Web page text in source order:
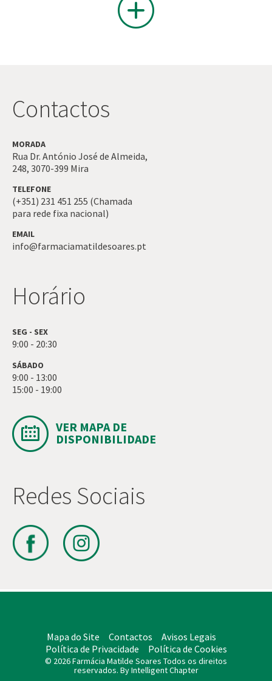
Contactos
MORADA
Rua Dr. António José de Almeida,
248, 3070-399 Mira
TELEFONE
(+351) 231 451 255 (Chamada
para rede fixa nacional)
EMAIL
info@farmaciamatildesoares.pt
Horário
SEG - SEX
9:00 - 20:30
SÁBADO
9:00 - 13:00
15:00 - 19:00
VER MAPA DE
DISPONIBILIDADE
Redes Sociais
Mapa do Site Contactos
Avisos Legais
Política de Privacidade
Política de Cookies
© 2026 Farmácia Matilde Soares Todos os direitos
reservados. By Intelligent Chapter